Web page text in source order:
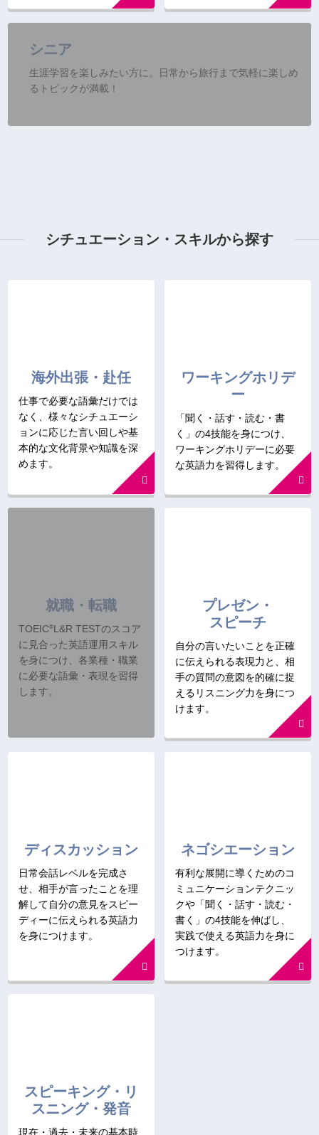
シニア
生涯学習を楽しみたい方に。日常から旅行まで気軽に楽しめ
るトピックが満載！
シチュエーション・スキルから探す
海外出張・赴任
仕事で必要な語彙だけでは
なく、様々なシチュエーシ
ョンに応じた言い回しや基
本的な文化背景や知識を深
めます。
ワーキングホリデ
ー
「聞く・話す・読む・書
く」の4技能を身につけ、
ワーキングホリデーに必要
な英語力を習得します。
就職・転職
TOEIC®L&R TESTのスコア
に見合った英語運用スキル
を身につけ、各業種・職業
に必要な語彙・表現を習得
します。
プレゼン・
スピーチ
自分の言いたいことを正確
に伝えられる表現力と、相
手の質問の意図を的確に捉
えるリスニング力を身につ
けます。
ディスカッション
日常会話レベルを完成さ
せ、相手が言ったことを理
解して自分の意見をスピー
ディーに伝えられる英語力
を身につけます。
ネゴシエーション
有利な展開に導くためのコ
ミュニケーションテクニッ
クや「聞く・話す・読む・
書く」の4技能を伸ばし、
実践で使える英語力を身に
つけます。
スピーキング・リ
スニング・発音
現在・過去・未来の基本時